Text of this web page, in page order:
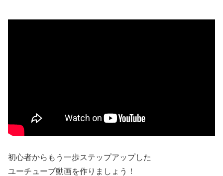
初心者からもう一歩ステップアップした
ユーチューブ動画を作りましょう！